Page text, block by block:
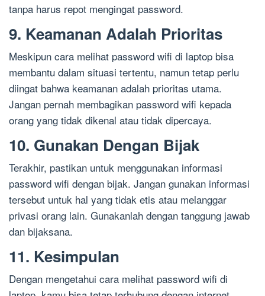
tanpa harus repot mengingat password.
9. Keamanan Adalah Prioritas
Meskipun cara melihat password wifi di laptop bisa
membantu dalam situasi tertentu, namun tetap perlu
diingat bahwa keamanan adalah prioritas utama.
Jangan pernah membagikan password wifi kepada
orang yang tidak dikenal atau tidak dipercaya.
10. Gunakan Dengan Bijak
Terakhir, pastikan untuk menggunakan informasi
password wifi dengan bijak. Jangan gunakan informasi
tersebut untuk hal yang tidak etis atau melanggar
privasi orang lain. Gunakanlah dengan tanggung jawab
dan bijaksana.
11. Kesimpulan
Dengan mengetahui cara melihat password wifi di